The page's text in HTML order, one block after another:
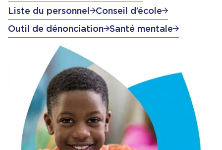
Liste du personnel
Conseil d’école
Outil de dénonciation Santé mentale